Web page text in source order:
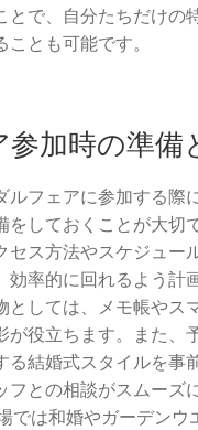
とで、自分たちだけの
ことも可能です。
参加時の準備
フェアに参加する際
をしておくことが大切
セス方法やスケジュー
効率的に回れるよう計
としては、メモ帳やス
が役立ちます。また、
る結婚式スタイルを事
フとの相談がスムーズ
では和婚やガーデンウ